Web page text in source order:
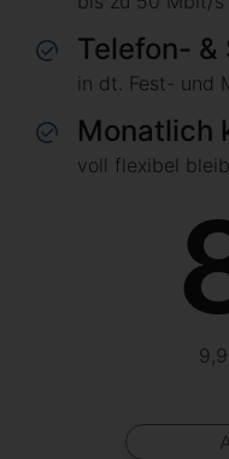
Telefon- &
in dt. Fest- und
Monatlich
voll flexibel